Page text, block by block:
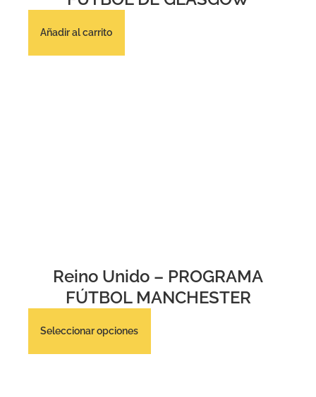
Añadir al carrito
Reino Unido – PROGRAMA
FÚTBOL MANCHESTER
Seleccionar opciones